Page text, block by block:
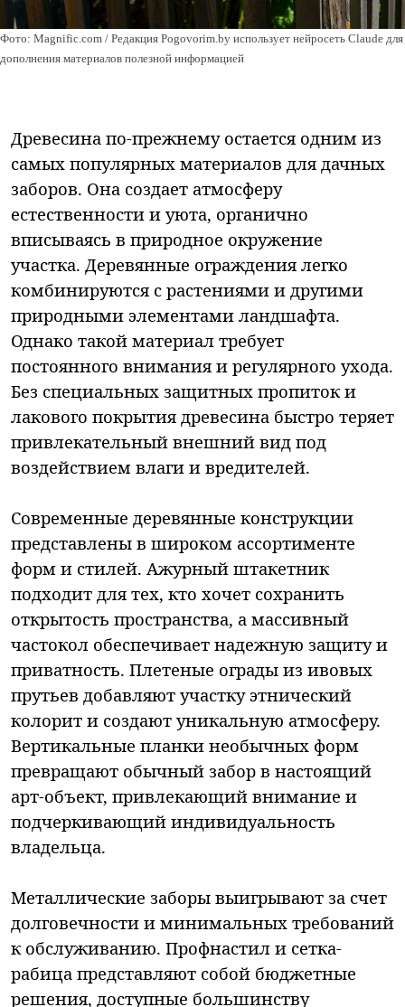
Фото: Magnific.com / Редакция Pogovorim.by использует нейросеть Claude для
дополнения материалов полезной информацией
Древесина по-прежнему остается одним из
самых популярных материалов для дачных
заборов. Она создает атмосферу
естественности и уюта, органично
вписываясь в природное окружение
участка. Деревянные ограждения легко
комбинируются с растениями и другими
природными элементами ландшафта.
Однако такой материал требует
постоянного внимания и регулярного ухода.
Без специальных защитных пропиток и
лакового покрытия древесина быстро теряет
привлекательный внешний вид под
воздействием влаги и вредителей.
Современные деревянные конструкции
представлены в широком ассортименте
форм и стилей. Ажурный штакетник
подходит для тех, кто хочет сохранить
открытость пространства, а массивный
частокол обеспечивает надежную защиту и
приватность. Плетеные ограды из ивовых
прутьев добавляют участку этнический
колорит и создают уникальную атмосферу.
Вертикальные планки необычных форм
превращают обычный забор в настоящий
арт-объект, привлекающий внимание и
подчеркивающий индивидуальность
владельца.
Металлические заборы выигрывают за счет
долговечности и минимальных требований
к обслуживанию. Профнастил и сетка-
рабица представляют собой бюджетные
решения, доступные большинству